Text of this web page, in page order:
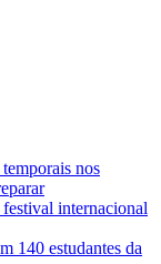
nos
internacional
140 estudantes da